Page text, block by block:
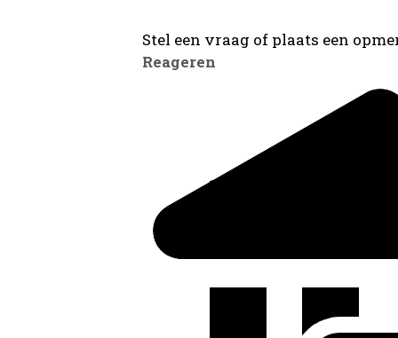
Stel een vraag of plaats een
Reageren